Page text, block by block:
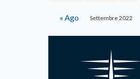
Settembre 2022
« Ago